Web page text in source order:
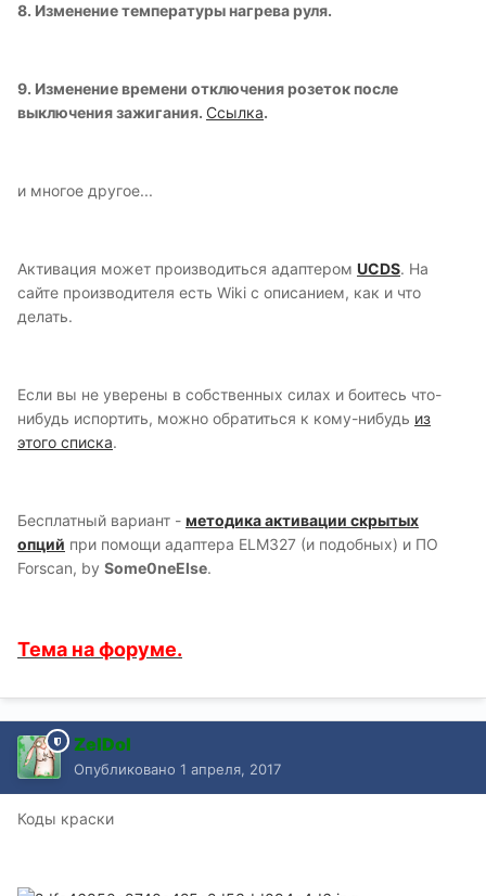
8. Изменение температуры нагрева руля.
9. Изменение времени отключения розеток после
выключения зажигания. Ссылка.
и многое другое...
Активация может производиться адаптером UCDS. На
сайте производителя есть Wiki с описанием, как и что
делать.
Если вы не уверены в собственных силах и боитесь что-
нибудь испортить, можно обратиться к кому-нибудь из
этого списка.
Бесплатный вариант - методика активации скрытых
опций при помощи адаптера ELM327 (и подобных) и ПО
Forscan, by Some0neElse.
Тема на форуме.
ZelDol
Опубликовано 1 апреля, 2017
Коды краски